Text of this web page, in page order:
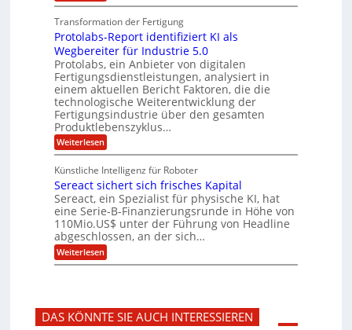
r
L
a
t
e
i
n
a
m
e
r
i
k
a
O
ff
c
e
n
z
e
n
t
r
u
m
f
ü
r
3
D
D
r
u
c
k
e
f
ü
r
d
e
n
M
a
s
c
h
n
e
n
-
u
n
d
A
n
e
n
P
s
t
q
u
a
n
t
e
n
k
r
y
p
t
o
g
r
a
f
i
e
:
f
z
e
Transformation der Fertigung
Protolabs-Report identifiziert KI als
Wegbereiter für Industrie 5.0
Protolabs, ein Anbieter von digitalen
Fertigungsdienstleistungen, analysiert in
einem aktuellen Bericht Faktoren, die die
technologische Weiterentwicklung der
Fertigungsindustrie über den gesamten
Produktlebenszyklus…
Weiterlesen:
P
o
t
o
l
a
b
s
-
R
r
t
Künstliche Intelligenz für Roboter
Sereact sichert sich frisches Kapital
Sereact, ein Spezialist für physische KI, hat
eine Serie-B-Finanzierungsrunde in Höhe von
110Mio.US$ unter der Führung von Headline
abgeschlossen, an der sich…
Weiterlesen:
S
a
c
DAS KÖNNTE SIE AUCH INTERESSIEREN